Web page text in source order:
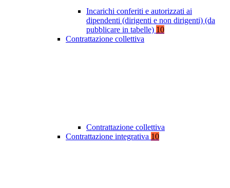
Incarichi conferiti e autorizzati ai
dipendenti (dirigenti e non dirigenti) (da
pubblicare in tabelle) 10
Contrattazione collettiva
Contrattazione collettiva
Contrattazione integrativa 10